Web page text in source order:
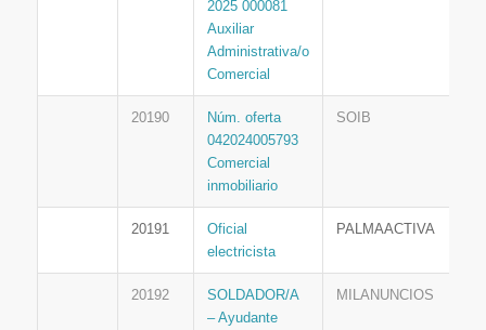
2025 000081
Auxiliar
Administrativa/o
Comercial
20190
Núm. oferta
042024005793
Comercial
inmobiliario
SOIB
20191
Oficial
electricista
PALMAACTIVA
20192
SOLDADOR/A
– Ayudante
MILANUNCIOS